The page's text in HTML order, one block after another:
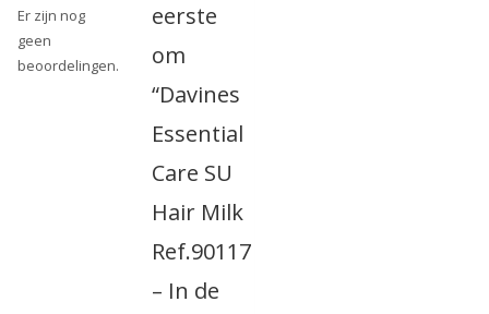
Er zijn nog
geen
beoordelingen.
eerste
om
“Davines
Essential
Care SU
Hair Milk
Ref.90117
– In de